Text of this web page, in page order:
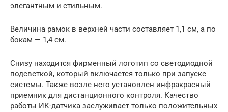
элегантным и стильным.
Величина рамок в верхней части составляет 1,1 см, а по
бокам — 1,4 см.
Снизу находится фирменный логотип со светодиодной
подсветкой, который включается только при запуске
системы. Также возле него установлен инфракрасный
приемник для дистанционного контроля. Качество
работы ИК-датчика заслуживает только положительных